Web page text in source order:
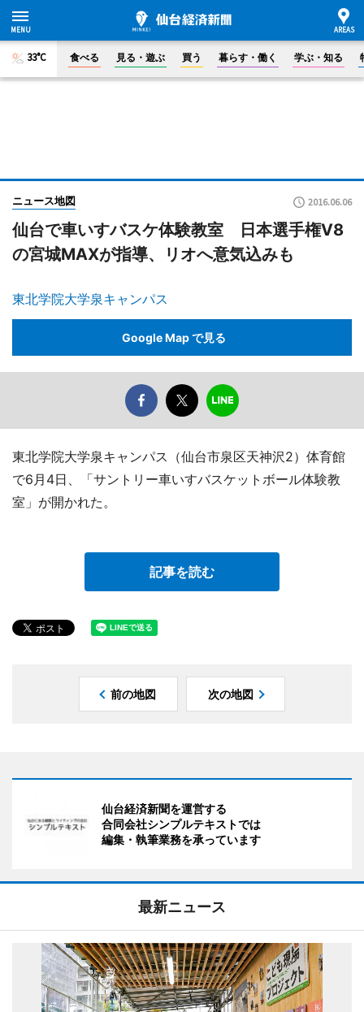
33°C 食べる 見る・遊ぶ 買う 暮らす・働く 学ぶ・知る
ニュース地図 2016.06.06
仙台で車いすバスケ体験教室 日本選手権V8
の宮城MAXが指導、リオへ意気込みも
東北学院大学泉キャンパス
Google Map で見る
東北学院大学泉キャンパス（仙台市泉区天神沢2）体育館
で6月4日、「サントリー車いすバスケットボール体験教
室」が開かれた。
記事を読む
前の地図 次の地図
仙台経済新聞を運営する
合同会社シンプルテキストでは
編集・執筆業務を承っています
最新ニュース